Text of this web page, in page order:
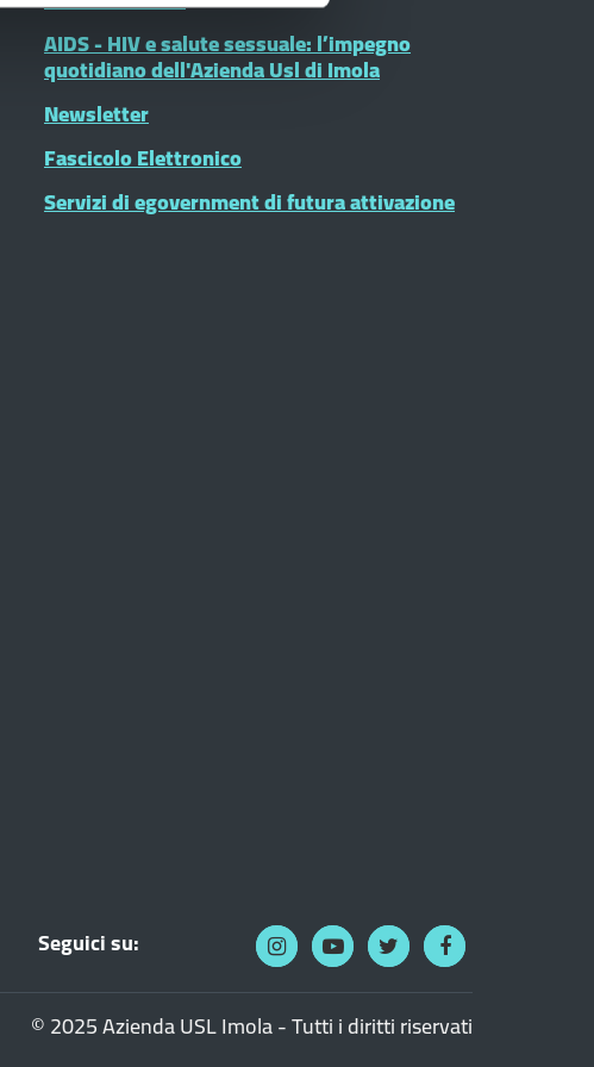
AIDS - HIV e salute sessuale: l’impegno
quotidiano dell'Azienda Usl di Imola
Newsletter
Fascicolo Elettronico
Servizi di egovernment di futura attivazione
Seguici su:
© 2025 Azienda USL Imola - Tutti i diritti riservati